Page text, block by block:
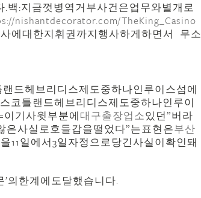
.백:지금껏병역거부사건은업무와별개로
nishantdecorator.com/TheKing_Casino
에대한지휘권까지행사하게하면서 무소
드헤브리디스제도중하나인루이스섬에
코틀랜드헤브리디스제도중하나인루이
기사윗부분에대구출장업소있던”버라
은사실로호들갑을떨었다”는표현은부산
11일에서3일자정으로당긴사실이확인돼
’의한계에도달했습니다.